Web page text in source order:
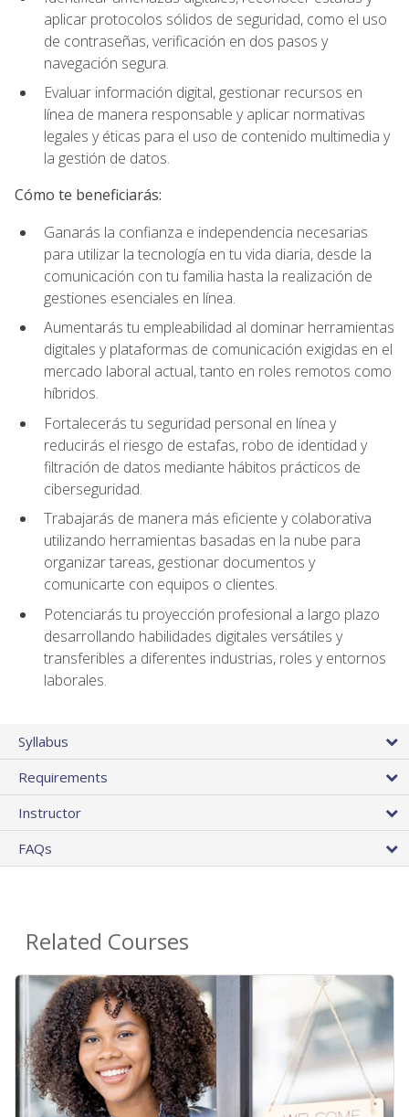
aplicar protocolos sólidos de seguridad, como el uso
de contraseñas, verificación en dos pasos y
navegación segura.
Evaluar información digital, gestionar recursos en
línea de manera responsable y aplicar normativas
legales y éticas para el uso de contenido multimedia y
la gestión de datos.
Cómo te beneficiarás:
Ganarás la confianza e independencia necesarias
para utilizar la tecnología en tu vida diaria, desde la
comunicación con tu familia hasta la realización de
gestiones esenciales en línea.
Aumentarás tu empleabilidad al dominar herramientas
digitales y plataformas de comunicación exigidas en el
mercado laboral actual, tanto en roles remotos como
híbridos.
Fortalecerás tu seguridad personal en línea y
reducirás el riesgo de estafas, robo de identidad y
filtración de datos mediante hábitos prácticos de
ciberseguridad.
Trabajarás de manera más eficiente y colaborativa
utilizando herramientas basadas en la nube para
organizar tareas, gestionar documentos y
comunicarte con equipos o clientes.
Potenciarás tu proyección profesional a largo plazo
desarrollando habilidades digitales versátiles y
transferibles a diferentes industrias, roles y entornos
laborales.
Syllabus
Requirements
Instructor
FAQs
Related Courses